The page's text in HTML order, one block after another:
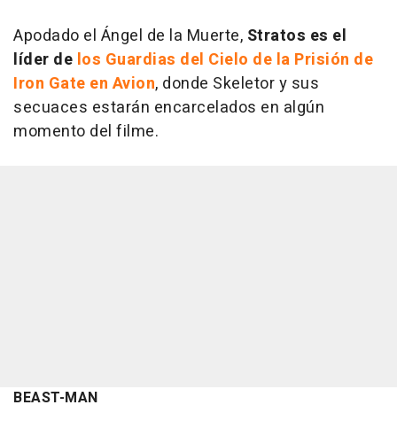
Apodado el Ángel de la Muerte, Stratos es el
líder de los Guardias del Cielo de la Prisión de
Iron Gate en Avion, donde Skeletor y sus
secuaces estarán encarcelados en algún
momento del filme.
BEAST-MAN